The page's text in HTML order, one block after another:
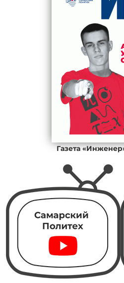
Газета